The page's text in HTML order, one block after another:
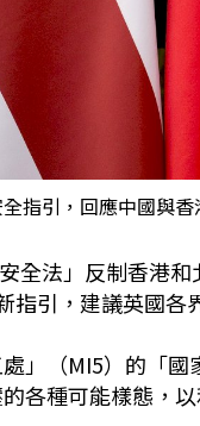
指引，回應中國與
全法」反制香港
引，建議英國各
」（MI5）的「國
各種可能樣態，